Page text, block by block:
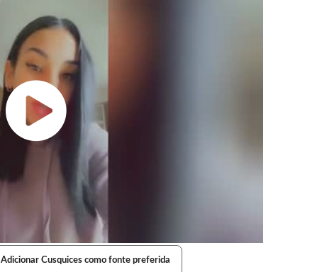
Adicionar Cusquices como fonte preferida